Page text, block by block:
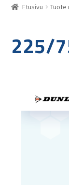
0 tuotetta
Etusivu Tuote
225/